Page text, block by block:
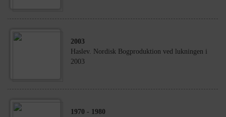
2003
Haslev. Nordisk Bogproduktion ved lukningen i
2003
1970 - 1980